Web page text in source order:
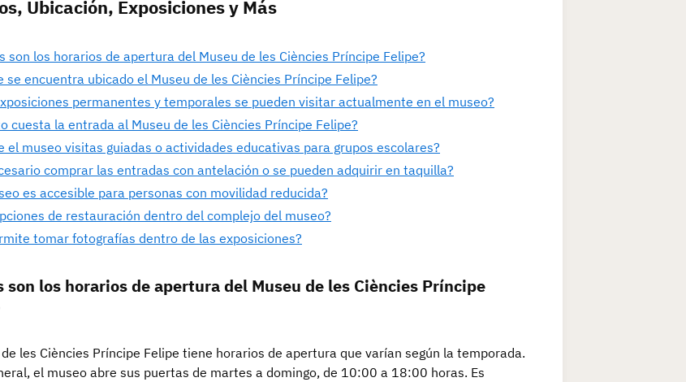
Ubicación, Exposiciones y Más
son los horarios de apertura del Museu de les Ciències Príncipe Felipe?
se encuentra ubicado el Museu de les Ciències Príncipe Felipe?
permanentes y temporales se pueden visitar actualmente en el museo?
cuesta la entrada al Museu de les Ciències Príncipe Felipe?
el museo visitas guiadas o actividades educativas para grupos escolares?
comprar las entradas con antelación o se pueden adquirir en taquilla?
es accesible para personas con movilidad reducida?
de restauración dentro del complejo del museo?
tomar fotografías dentro de las exposiciones?
son los horarios de apertura del Museu de les Ciències Príncipe
de les Ciències Príncipe Felipe tiene horarios de apertura que varían según la temporada.
el museo abre sus puertas de martes a domingo, de 10:00 a 18:00 horas. Es